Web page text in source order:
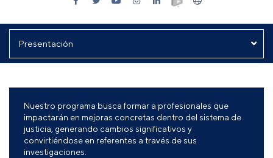
Nuestro programa busca formar a profesionales que
impactarán en mejoras concretas dentro del sistema de
justicia, generando cambios significativos y
convirtiéndose en referentes a través de sus
investigaciones.